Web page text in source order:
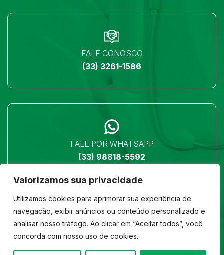
Valorizamos sua privacidade
Utilizamos cookies para aprimorar sua experiência de
navegação, exibir anúncios ou conteúdo personalizado e
analisar nosso tráfego. Ao clicar em “Aceitar todos”, você
concorda com nosso uso de cookies.
FALE CONOSCO
(33) 3261-1586
FALE POR WHATSAPP
(33) 98818-5592
LOCALIZAÇÃO